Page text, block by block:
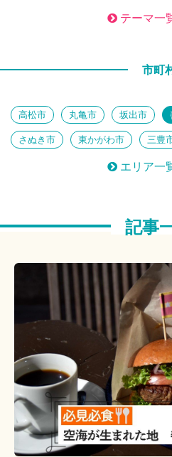
働き方の新定番！？ワーケーション
必見必食！
思い出もっと、 とっておき体験
芸術祭だけじゃない！香川のアート
注目！香川のパワースポット
テーマ一
市町
高松市 丸亀市 坂出市
さぬき市 東かがわ市 三豊
宇多津町
エリア一
記事